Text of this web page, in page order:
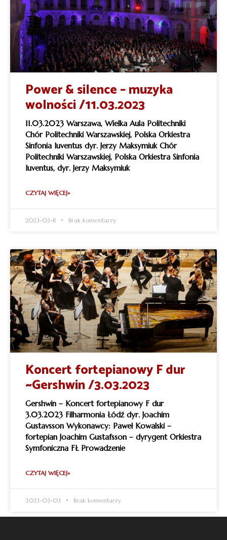
Power & silence – muzyka
wolności /11.03.2023
11.03.2023 Warszawa, Wielka Aula Politechniki
Chór Politechniki Warszawskiej, Polska Orkiestra
Sinfonia Iuventus dyr. Jerzy Maksymiuk Chór
Politechniki Warszawskiej, Polska Orkiestra Sinfonia
Iuventus, dyr. Jerzy Maksymiuk
CZYTAJ WIĘCEJ»
2023-03-11 Brak komentarzy
Koncert fortepianowy F dur
~Gershwin /3.03.2023
Gershwin – Koncert fortepianowy F dur
3.03.2023 Filharmonia Łódź dyr. Joachim
Gustavsson Wykonawcy: Paweł Kowalski –
fortepian Joachim Gustafsson – dyrygent Orkiestra
Symfoniczna FŁ Prowadzenie
CZYTAJ WIĘCEJ»
2023-03-03 Brak komentarzy